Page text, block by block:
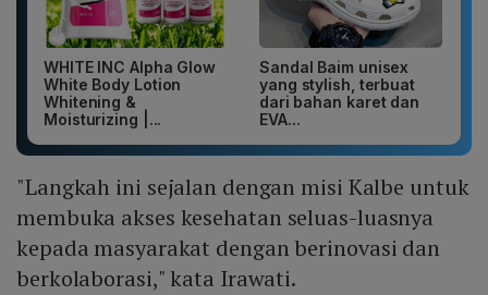
WHITE INC Alpha Glow
White Body Lotion
Whitening &
Moisturizing |...
Sandal Baim unisex
yang stylish, terbuat
dari bahan karet dan
EVA...
"Langkah ini sejalan dengan misi Kalbe untuk
membuka akses kesehatan seluas-luasnya
kepada masyarakat dengan berinovasi dan
berkolaborasi," kata Irawati.